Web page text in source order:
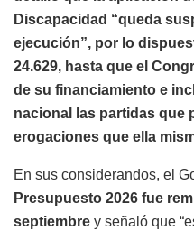
Discapacidad “queda
ejecución”, por lo
24.629, hasta que el
de su financiamiento e
nacional las partidas que
erogaciones que ella
En sus considerandos, el
Presupuesto 2026 fue
septiembre y señaló que